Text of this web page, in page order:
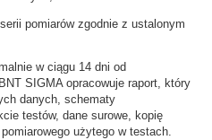
pomiarów zgodnie z ustalonym
w ciągu 14 dni od
SIGMA opracowuje raport, który
danych, schematy
testów, dane surowe, kopię
użytego w testach.